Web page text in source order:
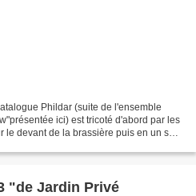
Phildar (suite de l'ensemble
ici) est tricoté d'abord par les
devant de la brassière puis en un seul
"de Jardin Privé